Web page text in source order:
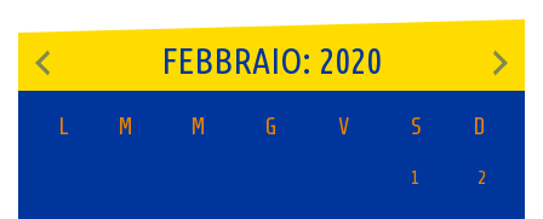
FEBBRAIO: 2020
L M M G V S D
1 2